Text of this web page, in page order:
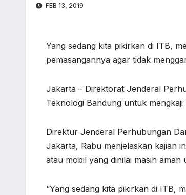
FEB 13, 2019
Yang sedang kita pikirkan di ITB,
pemasangannya agar tidak
Jakarta – Direktorat Jenderal
Teknologi Bandung untuk
Direktur Jenderal Perhubungan
Jakarta, Rabu menjelaskan kajian
atau mobil yang dinilai masih aman
“Yang sedang kita pikirkan di ITB,